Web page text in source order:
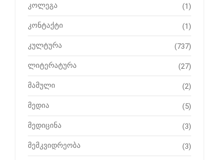
კოლეგა (1)
კონტაქტი (1)
კულტურა (737)
ლიტერატურა (27)
მამული (2)
მედია (5)
მედიცინა (3)
მემკვიდრეობა (3)